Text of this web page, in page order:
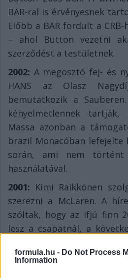
formula.hu - Do Not Process
Information
BAR-ral is érvényesnek
Előbb a BAR fordult a
– ahol Button vezetni
szerződést a testületnek.
2002: A megosztó fej- és
HANS az Olasz
bemutatkozik a
kényelmetlennek tartják,
Massa azonban a
brazil Monacóban lefejelte
során, ami nem történt
használatával.
2001: Kimi Raikkönen
szerezni a McLaren. A
szóltak, hogy az ifjú finn
lesz a csapatnál, a
2000:A Prost a Peugeot